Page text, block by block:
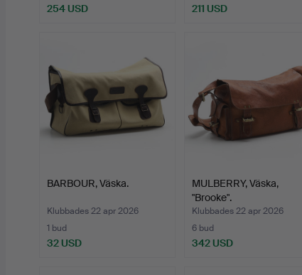
254 USD 211 USD
BARBOUR, Väska.
Klubbades 22 apr 2026
1 bud
32 USD
MULBERRY, Väska,
"Brooke".
Klubbades 22 apr 2026
6 bud
342 USD